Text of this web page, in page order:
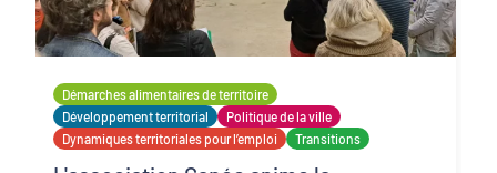
Démarches alimentaires de territoire
Développement territorial
Politique de la ville
Dynamiques territoriales pour l’emploi
Transitions